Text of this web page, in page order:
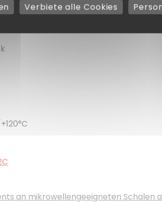
an mikrowellengeeigneten Schalen
Verbiete alle Cookies